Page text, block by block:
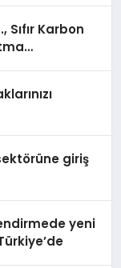
Karbon
giriş
yeni